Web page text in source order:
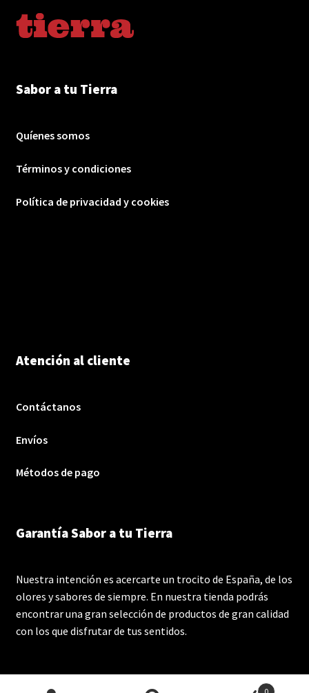
Sabor a tu Tierra
Quíenes somos
Términos y condiciones
Política de privacidad y cookies
Atención al cliente
Contáctanos
Envíos
Métodos de pago
Garantía Sabor a tu Tierra
Nuestra intención es acercarte un trocito de España, de los
olores y sabores de siempre. En nuestra tienda podrás
encontrar una gran selección de productos de gran calidad
con los que disfrutar de tus sentidos.